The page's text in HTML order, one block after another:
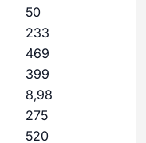
50
233
469
399
8,98
275
520